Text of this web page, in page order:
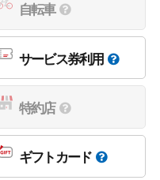
自転車
サービス券利用
特約店
ギフトカード